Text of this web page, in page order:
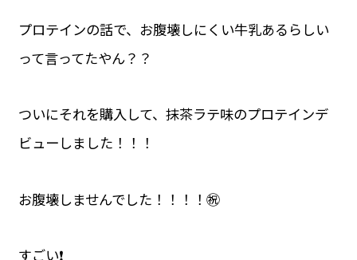
プロテインの話で、お腹壊しにくい牛乳あるらしい
って言ってたやん？？
ついにそれを購入して、抹茶ラテ味のプロテインデ
ビューしました！！！
お腹壊しませんでした！！！！㊗️
すごい❗️